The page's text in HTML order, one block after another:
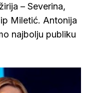
– Severina,
Miletić. Antonija
najbolju publiku